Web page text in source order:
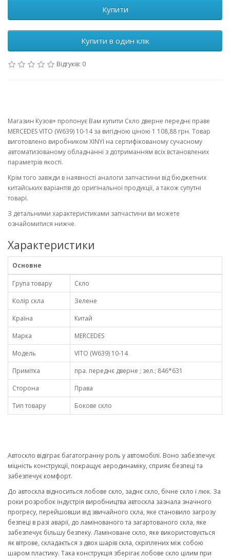
Купити
Купити в один клік
Відгуків: 0
Магазин Кузов+ пропонує Вам купити Скло дверне переднє праве
MERCEDES VITO (W639) 10-14 за вигідною ціною 1 108,88 грн. Товар
виготовлено виробником XINYI на сертифікованому сучасному
автоматизованому обладнанні з дотриманням всіх встановлених
параметрів якості.
Крім того завжди в наявності аналоги запчастини від бюджетних
китайських варіантів до оригінальної продукції, а також супутні
товарі.
З детальними характеристиками запчастини ви можете
ознайомитися нижче.
Характеристики
Основне
Група товару
Скло
Колір скла
Зелене
Країна
Китай
Марка
MERCEDES
Модель
VITO (W639) 10-14
Примітка
пра. переднє дверне ; зел.; 846*631
Сторона
Права
Тип товару
Бокове скло
Автоскло відіграє багатогранну роль у автомобілі. Воно забезпечує
міцність конструкції, покращує аеродинаміку, сприяє безпеці та
забезпечує комфорт.
До автоскла відноситься лобове скло, заднє скло, бічне скло і люк. За
роки розробок індустрія виробництва автоскла зазнала значного
прогресу, перейшовши від звичайного скла, яке становило загрозу
безпеці в разі аварії, до ламінованого та загартованого скла, яке
забезпечує більшу безпеку. Ламіноване скло, яке використовується
як вітрове, складається з двох шарів скла, скріплених між собою
шаром пластику. Така конструкція зберігає лобове скло цілим при